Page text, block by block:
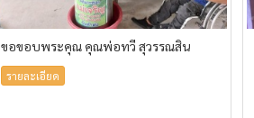
ขอขอบพระคุณ คุณพ่อทวี สุวรรณสิน
รายละเอียด